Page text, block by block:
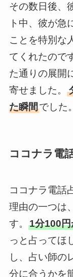
その数日後、
ト中、彼が急
ことを特別な
てくれたので
た通りの展開
寄せました。
た瞬間でした。
ココナラ電
ココナラ電話
理由の一つは
す。 1分100円
っと占ってほ
し、占い師の
分に合うかを